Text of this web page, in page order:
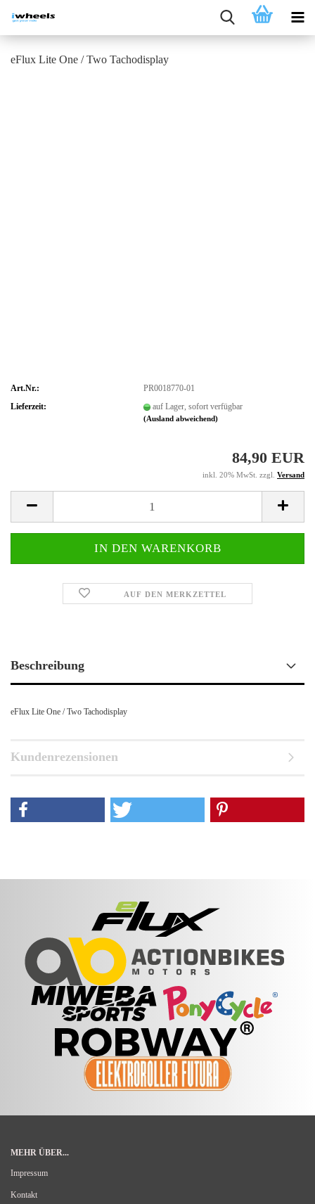
eFlux Lite One / Two Tachodisplay
Art.Nr.:
PR0018770-01
Lieferzeit:
auf Lager, sofort verfügbar
(Ausland abweichend)
84,90 EUR
inkl. 20% MwSt. zzgl. Versand
AUF DEN MERKZETTEL
Beschreibung
eFlux Lite One / Two Tachodisplay
Kundenrezensionen
MEHR ÜBER...
Impressum
Kontakt